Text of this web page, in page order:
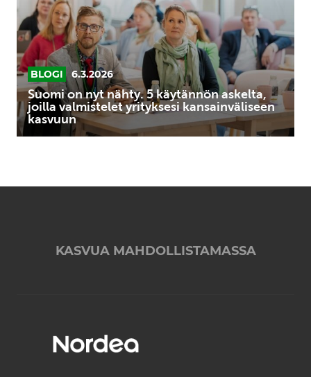
käytännön
askelta,
joilla
valmistelet
yrityksesi
kansainväliseen
kasvuun
BLOGI 6.3.2026
Suomi on nyt nähty. 5 käytännön askelta,
joilla valmistelet yrityksesi kansainväliseen
kasvuun
KASVUA MAHDOLLISTAMASSA